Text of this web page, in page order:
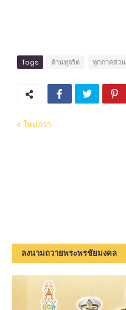
Tags ต้านทุจริต ทุกภาคส่วน
ใหม่กว่า
ลงนามถวายพระพรชัยมงคล